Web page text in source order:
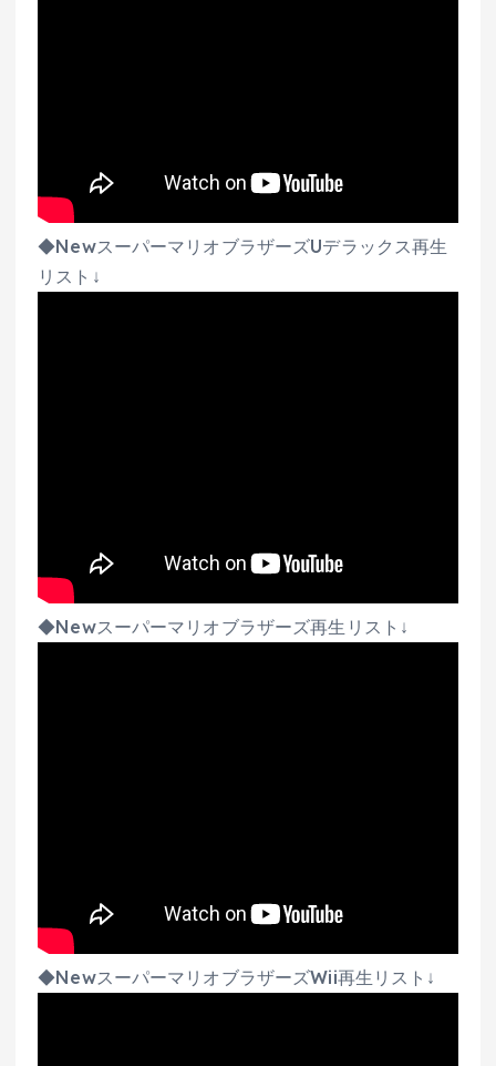
◆NewスーパーマリオブラザーズUデラックス再生
リスト↓
◆Newスーパーマリオブラザーズ再生リスト↓
◆NewスーパーマリオブラザーズWii再生リスト↓